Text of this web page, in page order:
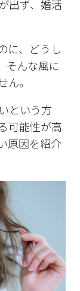
出ず、婚活
に、どうし
そんな風に
ん。
という方
可能性が高
原因を紹介